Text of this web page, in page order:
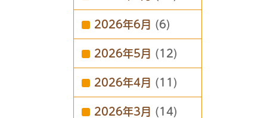
2026年6月 (6)
2026年5月 (12)
2026年4月 (11)
2026年3月 (14)